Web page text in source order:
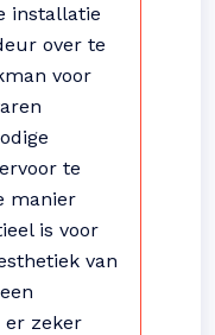
installatie
over te
voor
te
manier
is voor
van
er zeker